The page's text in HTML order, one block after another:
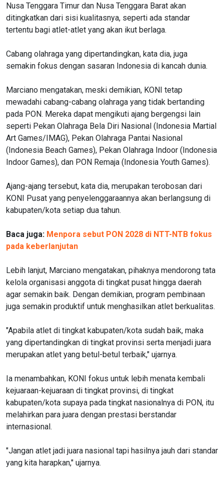
Nusa Tenggara Timur dan Nusa Tenggara Barat akan
ditingkatkan dari sisi kualitasnya, seperti ada standar
tertentu bagi atlet-atlet yang akan ikut berlaga.
Cabang olahraga yang dipertandingkan, kata dia, juga
semakin fokus dengan sasaran Indonesia di kancah dunia.
Marciano mengatakan, meski demikian, KONI tetap
mewadahi cabang-cabang olahraga yang tidak bertanding
pada PON. Mereka dapat mengikuti ajang bergengsi lain
seperti Pekan Olahraga Bela Diri Nasional (Indonesia Martial
Art Games/IMAG), Pekan Olahraga Pantai Nasional
(Indonesia Beach Games), Pekan Olahraga Indoor (Indonesia
Indoor Games), dan PON Remaja (Indonesia Youth Games).
Ajang-ajang tersebut, kata dia, merupakan terobosan dari
KONI Pusat yang penyelenggaraannya akan berlangsung di
kabupaten/kota setiap dua tahun.
Baca juga: Menpora sebut PON 2028 di NTT-NTB fokus
pada keberlanjutan
Lebih lanjut, Marciano mengatakan, pihaknya mendorong tata
kelola organisasi anggota di tingkat pusat hingga daerah
agar semakin baik. Dengan demikian, program pembinaan
juga semakin produktif untuk menghasilkan atlet berkualitas.
"Apabila atlet di tingkat kabupaten/kota sudah baik, maka
yang dipertandingkan di tingkat provinsi serta menjadi juara
merupakan atlet yang betul-betul terbaik," ujarnya.
Ia menambahkan, KONI fokus untuk lebih menata kembali
kejuaraan-kejuaraan di tingkat provinsi, di tingkat
kabupaten/kota supaya pada tingkat nasionalnya di PON, itu
melahirkan para juara dengan prestasi berstandar
internasional.
"Jangan atlet jadi juara nasional tapi hasilnya jauh dari standar
yang kita harapkan," ujarnya.